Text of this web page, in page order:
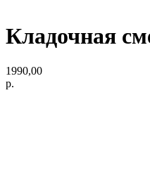
Кладочная
1990,00
р.